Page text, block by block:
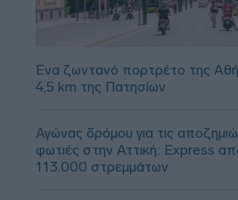
Ένα ζωντανό πορτρέτο της
4,5 km της Πατησίων
Αγώνας δρόμου για τις
φωτιές στην Αττική: Express
113.000 στρεμμάτων